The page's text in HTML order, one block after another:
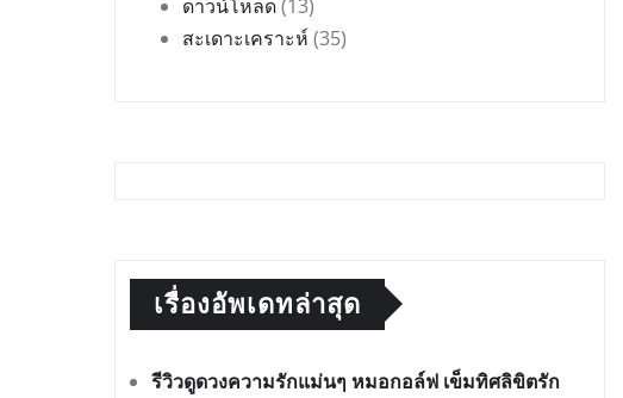
ดาวน์โหลด(13)
สะเดาะเคราะห์ (35)
เรื่องอัพเดทล่าสุด
รีวิวดูดวงความรักแม่นๆ หมอกอล์ฟ เข็มทิศลิขิตรัก